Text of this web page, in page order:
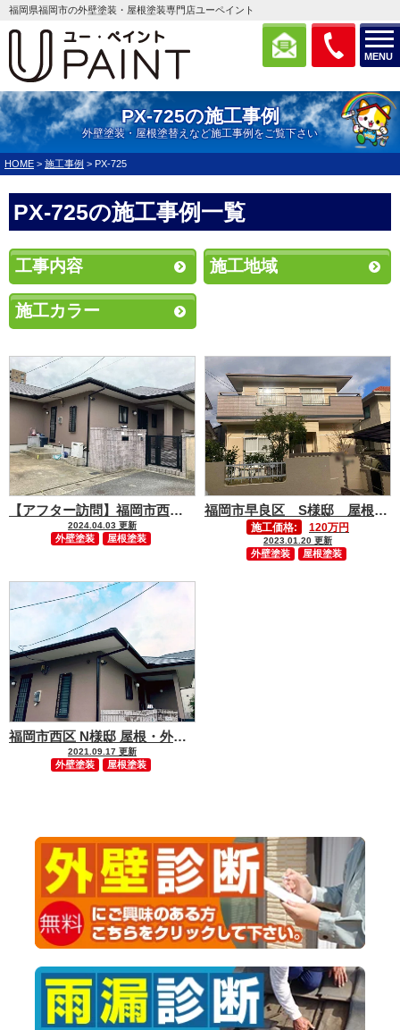
MENU
福岡県福岡市の外壁塗装・屋根塗装専門店ユーペイント
PX-725の施工事例
外壁塗装・屋根塗替えなど施工事例をご覧下さい
HOME > 施工事例 > PX-725
PX-725の施工事例一覧
工事内容 施工地域
施工カラー
【アフター訪問】福岡市西区 N様邸 屋根外壁塗装
2024.04.03 更新
外壁塗装 屋根塗装
福岡市早良区 S様邸 屋根外壁塗装工事
施工価格: 120万円
2023.01.20 更新
外壁塗装 屋根塗装
福岡市西区 N様邸 屋根・外壁塗装
2021.09.17 更新
外壁塗装 屋根塗装